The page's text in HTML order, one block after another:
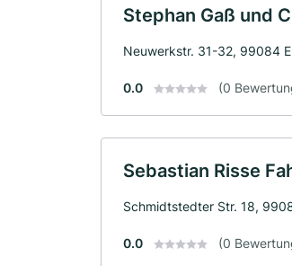
Stephan Gaß und
Neuwerkstr. 31-32, 99084
0.0 (0
Sebastian Risse
Schmidtstedter Str. 18,
0.0 (0